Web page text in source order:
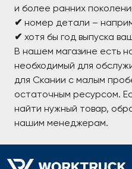
и более ранних
✔ номер детали –
✔ хотя бы год выпуска
В нашем магазине есть
необходимый для
для Скании с малым
остаточным ресурсом.
найти нужный товар,
нашим менеджерам.